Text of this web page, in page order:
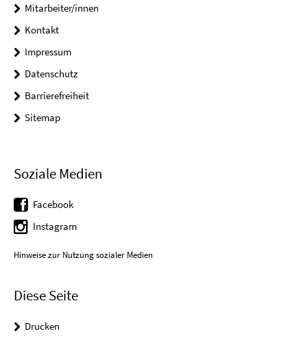
Mitarbeiter/innen
Kontakt
Impressum
Datenschutz
Barrierefreiheit
Sitemap
Soziale Medien
Facebook
Instagram
Hinweise zur Nutzung sozialer Medien
Diese Seite
Drucken